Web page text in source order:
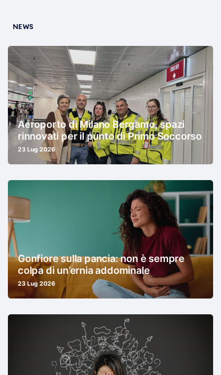
NEWS
Aeroporto di Milano Bergamo, spazi
rinnovati per il punto di Primo Soccorso
23 Lug 2026
Gonfiore sulla pancia: non è sempre
colpa di un’ernia addominale
23 Lug 2026